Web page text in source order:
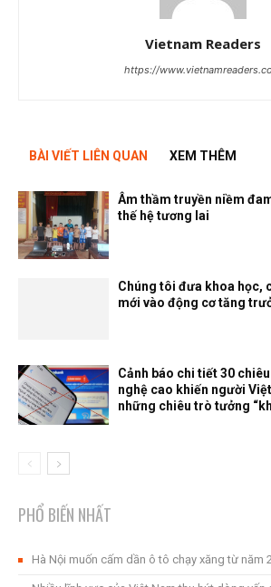
Vietnam Readers
https://
BÀI VIẾT LIÊN QUAN XEM THÊM
Âm thầm truyền niềm
thế hệ tương lai
Chúng tôi đưa khoa học,
mới vào động cơ tăng
Cảnh báo chi tiết 30
nghệ cao khiến người
những chiêu trò tưởng
PHỔ BIẾN NHẤT
Hà Nội muốn cấm dần ô tô chạy xăng từ năm